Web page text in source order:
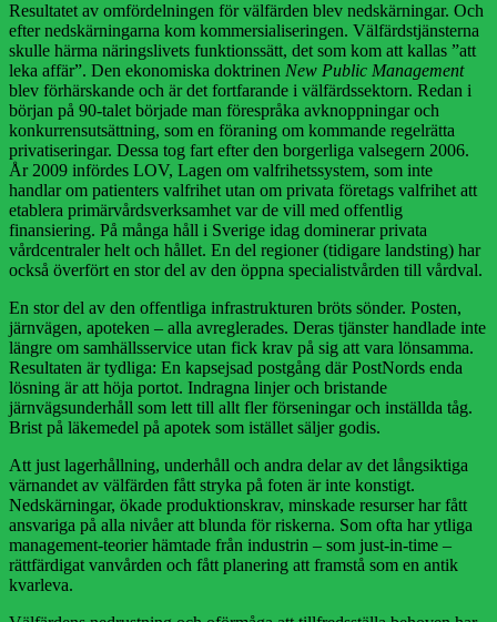
Resultatet av omfördelningen för välfärden blev nedskärningar. Och
efter nedskärningarna kom kommersialiseringen. Välfärdstjänsterna
skulle härma näringslivets funktionssätt, det som kom att kallas ”att
leka affär”. Den ekonomiska doktrinen New Public Management
blev förhärskande och är det fortfarande i välfärdssektorn. Redan i
början på 90-talet började man förespråka avknoppningar och
konkurrensutsättning, som en föraning om kommande regelrätta
privatiseringar. Dessa tog fart efter den borgerliga valsegern 2006.
År 2009 infördes LOV, Lagen om valfrihetssystem, som inte
handlar om patienters valfrihet utan om privata företags valfrihet att
etablera primärvårdsverksamhet var de vill med offentlig
finansiering. På många håll i Sverige idag dominerar privata
vårdcentraler helt och hållet. En del regioner (tidigare landsting) har
också överfört en stor del av den öppna specialistvården till vårdval.
En stor del av den offentliga infrastrukturen bröts sönder. Posten,
järnvägen, apoteken – alla avreglerades. Deras tjänster handlade inte
längre om samhällsservice utan fick krav på sig att vara lönsamma.
Resultaten är tydliga: En kapsejsad postgång där PostNords enda
lösning är att höja portot. Indragna linjer och bristande
järnvägsunderhåll som lett till allt fler förseningar och inställda tåg.
Brist på läkemedel på apotek som istället säljer godis.
Att just lagerhållning, underhåll och andra delar av det långsiktiga
värnandet av välfärden fått stryka på foten är inte konstigt.
Nedskärningar, ökade produktionskrav, minskade resurser har fått
ansvariga på alla nivåer att blunda för riskerna. Som ofta har ytliga
management-teorier hämtade från industrin – som just-in-time –
rättfärdigat vanvården och fått planering att framstå som en antik
kvarleva.